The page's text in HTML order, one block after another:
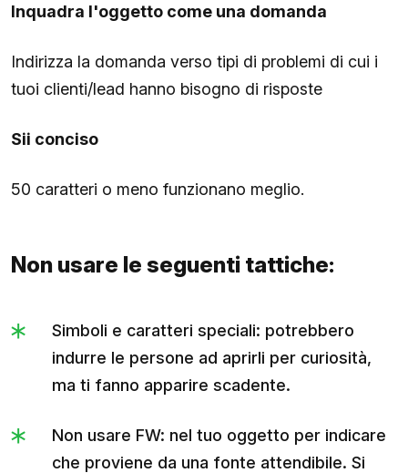
Inquadra l'oggetto come una domanda
Indirizza la domanda verso tipi di problemi di cui i
tuoi clienti/lead hanno bisogno di risposte
Sii conciso
50 caratteri o meno funzionano meglio.
Non usare le seguenti tattiche:
Simboli e caratteri speciali: potrebbero
indurre le persone ad aprirli per curiosità,
ma ti fanno apparire scadente.
Non usare FW: nel tuo oggetto per indicare
che proviene da una fonte attendibile. Si